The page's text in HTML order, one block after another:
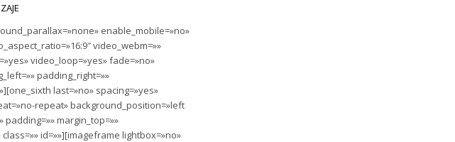
enable_mobile=»no»
video_webm=»»
video_loop=»yes» fade=»no»
padding_right=»»
last=»no» spacing=»yes»
repeat» background_position=»left
margin_top=»»
id=»»][imageframe lightbox=»no»